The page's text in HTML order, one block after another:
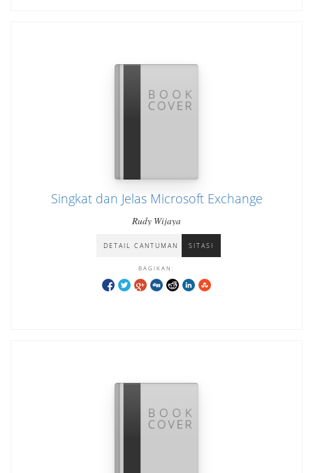
Singkat dan Jelas Microsoft Exchange
Rudy Wijaya
DETAIL CANTUMAN SITASI
BAGIKAN: